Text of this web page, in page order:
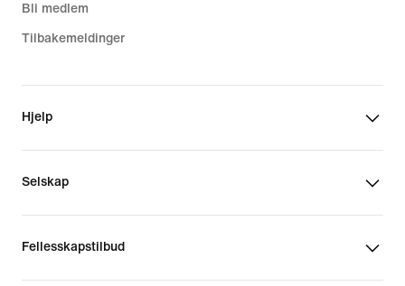
Bli medlem
Tilbakemeldinger
Hjelp
Selskap
Fellesskapstilbud